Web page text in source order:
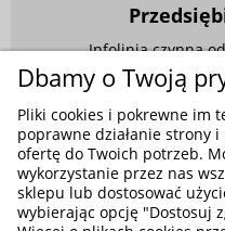
Infolinia czynna
w
881
E-mail:
Sklepy
ul. Składowa
Dbamy o Twoją
Pliki cookies i pokrewne im
poprawne działanie strony
ofertę do Twoich potrzeb.
wykorzystanie przez nas
sklepu lub dostosować
wybierając opcję "Dostosuj